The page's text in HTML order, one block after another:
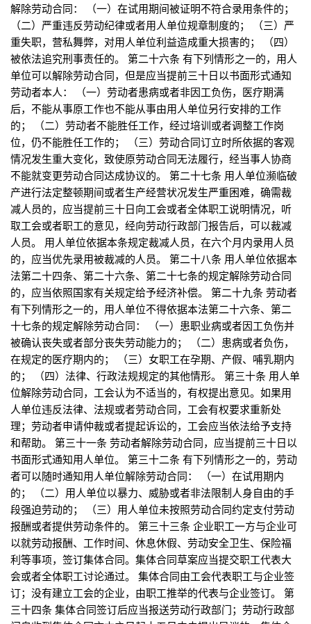
解除劳动合同： （一）在试用期间被证明不符合录用条件的；
（二）严重违反劳动纪律或者用人单位规章制度的； （三）严
重失职，营私舞弊，对用人单位利益造成重大损害的； （四）
被依法追究刑事责任的。 第二十六条 有下列情形之一的，用人
单位可以解除劳动合同，但是应当提前三十日以书面形式通知
劳动者本人： （一）劳动者患病或者非因工负伤，医疗期满
后，不能从事原工作也不能从事由用人单位另行安排的工作
的； （二）劳动者不能胜任工作，经过培训或者调整工作岗
位，仍不能胜任工作的； （三）劳动合同订立时所依据的客观
情况发生重大变化，致使原劳动合同无法履行，经当事人协商
不能就变更劳动合同达成协议的。 第二十七条 用人单位濒临破
产进行法定整顿期间或者生产经营状况发生严重困难，确需裁
减人员的，应当提前三十日向工会或者全体职工说明情况，听
取工会或者职工的意见，经向劳动行政部门报告后，可以裁减
人员。 用人单位依据本条规定裁减人员，在六个月内录用人员
的，应当优先录用被裁减的人员。 第二十八条 用人单位依据本
法第二十四条、第二十六条、第二十七条的规定解除劳动合同
的，应当依照国家有关规定给予经济补偿。 第二十九条 劳动者
有下列情形之一的，用人单位不得依据本法第二十六条、第二
十七条的规定解除劳动合同： （一）患职业病或者因工负伤并
被确认丧失或者部分丧失劳动能力的； （二）患病或者负伤，
在规定的医疗期内的； （三）女职工在孕期、产假、哺乳期内
的； （四）法律、行政法规规定的其他情形。 第三十条 用人单
位解除劳动合同，工会认为不适当的，有权提出意见。如果用
人单位违反法律、法规或者劳动合同，工会有权要求重新处
理；劳动者申请仲裁或者提起诉讼的，工会应当依法给予支持
和帮助。 第三十一条 劳动者解除劳动合同，应当提前三十日以
书面形式通知用人单位。 第三十二条 有下列情形之一的，劳动
者可以随时通知用人单位解除劳动合同： （一）在试用期内
的； （二）用人单位以暴力、威胁或者非法限制人身自由的手
段强迫劳动的； （三）用人单位未按照劳动合同约定支付劳动
报酬或者提供劳动条件的。 第三十三条 企业职工一方与企业可
以就劳动报酬、工作时间、休息休假、劳动安全卫生、保险福
利等事项，签订集体合同。集体合同草案应当提交职工代表大
会或者全体职工讨论通过。 集体合同由工会代表职工与企业签
订；没有建立工会的企业，由职工推举的代表与企业签订。 第
三十四条 集体合同签订后应当报送劳动行政部门；劳动行政部